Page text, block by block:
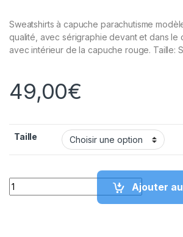
Sweatshirts à capuche parachutisme
qualité, avec sérigraphie devant et dans le
avec intérieur de la capuche rouge. Taille: S
49,00€
Taille
quantité de Sweat New SKC Ajouter